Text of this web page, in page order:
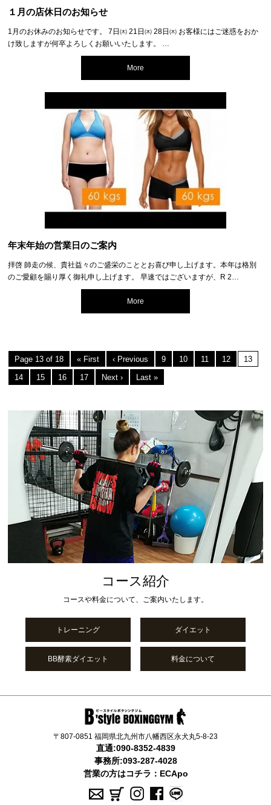
１月の店休日のお知らせ
1月のお休みのお知らせです。 7日㈭ 21日㈭ 28日㈭ お客様にはご迷惑をおか
け致しますが何卒よろしくお願いいたします。 …
More
年末年始の営業日のご案内
拝啓 師走の候、貴社益々のご盛栄のこととお喜び申し上げます。本年は格別
のご愛顧を賜り厚く御礼申し上げます。 早速ではございますが、R 2…
More
Page 13 of 18 « First ‹ Previous 9 10 11 12
13
14
15 16 17 Next › Last »
コース紹介
コースや料金について、ご案内いたします。
トレーニング ダイエット
BB酵素ダイエット 料金について
〒807-0851 福岡県北九州市八幡西区永犬丸5-8-23
直通:090-8352-4839
事務所:093-287-4028
営業の方はコチラ： ECApo